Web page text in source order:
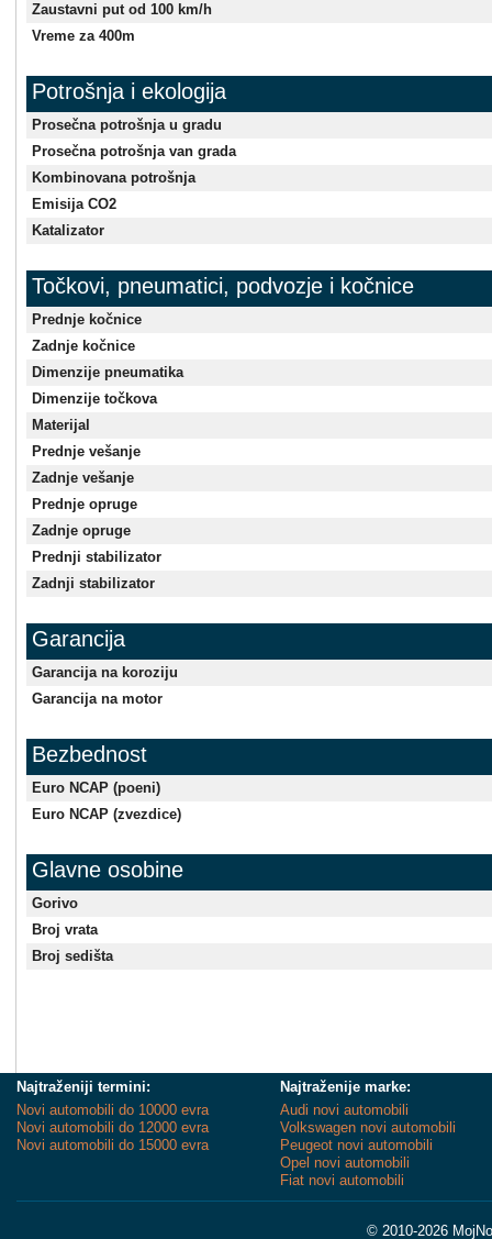
Zaustavni put od 100 km/h
Vreme za 400m
Potrošnja i ekologija
Prosečna potrošnja u gradu
Prosečna potrošnja van grada
Kombinovana potrošnja
Emisija CO2
Katalizator
Točkovi, pneumatici, podvozje i kočnice
Prednje kočnice
Zadnje kočnice
Dimenzije pneumatika
Dimenzije točkova
Materijal
Prednje vešanje
Zadnje vešanje
Prednje opruge
Zadnje opruge
Prednji stabilizator
Zadnji stabilizator
Garancija
Garancija na koroziju
Garancija na motor
Bezbednost
Euro NCAP (poeni)
Euro NCAP (zvezdice)
Glavne osobine
Gorivo
Broj vrata
Broj sedišta
Najtraženiji termini:
Novi automobili do 10000 evra
Novi automobili do 12000 evra
Novi automobili do 15000 evra
Najtraženije marke:
Audi novi automobili
Volkswagen novi automobili
Peugeot novi automobili
Opel novi automobili
Fiat novi automobili
© 2010-2026